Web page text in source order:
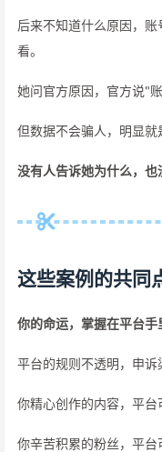
后来不知道什么原因，
看。
她问官方原因，官方说"
但数据不会骗人，明显就
没有人告诉她为什么，也
这些案例的共同
你的命运，掌握在平台手
平台的规则不透明，申诉
你精心创作的内容，平台
你辛苦积累的粉丝，平台